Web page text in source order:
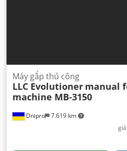
Dnipro 7.619 km
Máy gấp thủ công
LLC Evolutioner manual
machine MB-3150